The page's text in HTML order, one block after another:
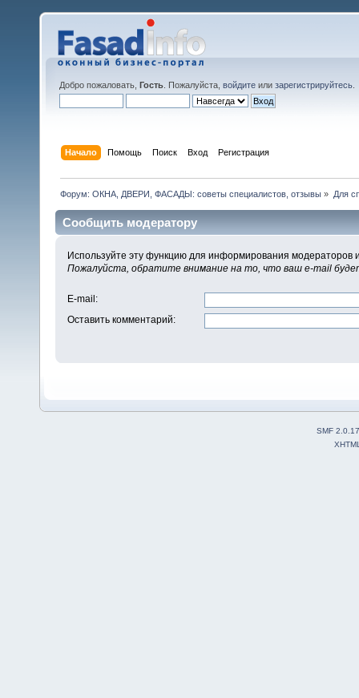
Добро пожаловать, Гость . Пожалуйста, войдите или зарегистрируйтесь
Начало Помощь Поиск Вход Регистрация
Форум: ОКНА, ДВЕРИ, ФАСАДЫ: советы специалистов, отзывы » Для
Сообщить модератору
Используйте эту функцию для информирования модераторов
Пожалуйста, обратите внимание на то, что ваш e-mail
E-mail :
Оставить комментарий:
SMF 2.0.17